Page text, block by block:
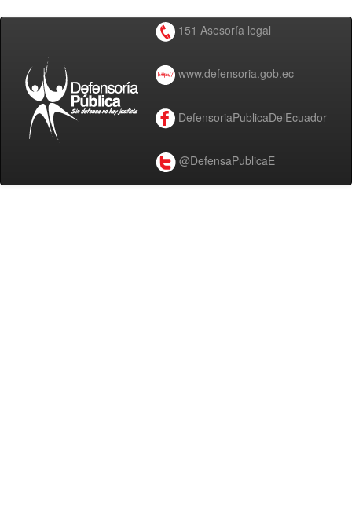
151 Asesoría legal
www.defensoria.gob.ec
DefensoriaPublicaDelEcuador
@DefensaPublicaE